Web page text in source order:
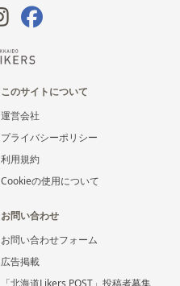
このサイトについて
運営会社
プライバシーポリシー
利用規約
Cookieの使用について
お問い合わせ
お問い合わせフォーム
広告掲載
「北海道Likers POST」投稿者募集